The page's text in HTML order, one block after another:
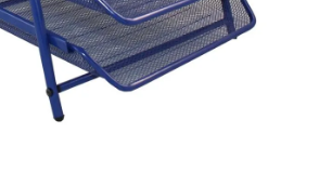
için tıklayın